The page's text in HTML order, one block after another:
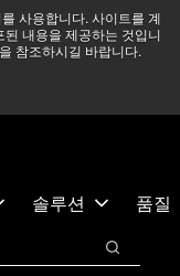
사용합니다. 사이트를 계
내용을 제공하는 것입니
참조하시길 바랍니다.
으며, 모든 서비스는
읽어보기 →
솔루션
품질
검색